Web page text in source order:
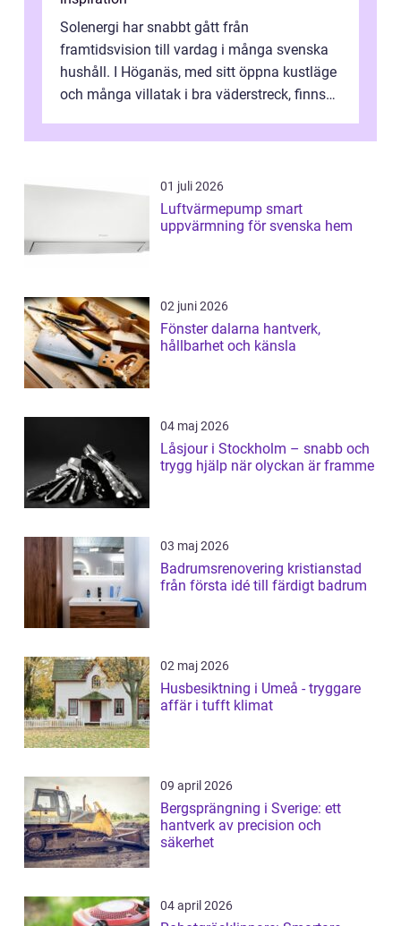
Solenergi har snabbt gått från
framtidsvision till vardag i många svenska
hushåll. I Höganäs, med sitt öppna kustläge
och många villatak i bra väderstreck, finns
01 juli 2026
Luftvärmepump smart
uppvärmning för svenska hem
02 juni 2026
Fönster dalarna hantverk,
hållbarhet och känsla
04 maj 2026
Låsjour i Stockholm – snabb och
trygg hjälp när olyckan är framme
03 maj 2026
Badrumsrenovering kristianstad
från första idé till färdigt badrum
02 maj 2026
Husbesiktning i Umeå - tryggare
affär i tufft klimat
09 april 2026
Bergsprängning i Sverige: ett
hantverk av precision och
säkerhet
04 april 2026